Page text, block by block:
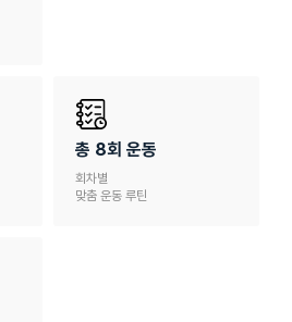
총 8회 운동
회차별
맞춤 운동 루틴